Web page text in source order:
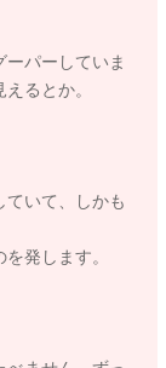
パーしていま
るとか。
ていて、しかも
発します。